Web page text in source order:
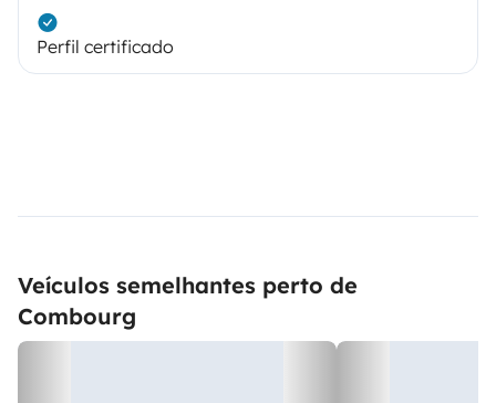
Perfil certificado
Veículos semelhantes perto de
Combourg